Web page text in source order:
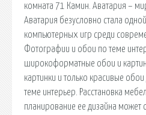
комната 71 Камин. Аватария –
Аватария безусловно стала
компьютерных игр среди
Фотографии и обои по теме
широкоформатные обои и
картинки и только красивые
теме интерьер. Расстановка
планирование ее дизайна может